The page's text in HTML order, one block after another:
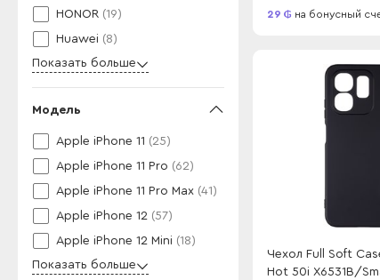
HONOR (19)
Huawei (8)
Показать больше
Модель
Apple iPhone 11 (25)
Apple iPhone 11 Pro (62)
Apple iPhone 11 Pro Max (41)
Apple iPhone 12 (57)
Apple iPhone 12 Mini (18)
Показать больше
29 на бонусный
Чехол Full Soft
Hot 50i X6531B/